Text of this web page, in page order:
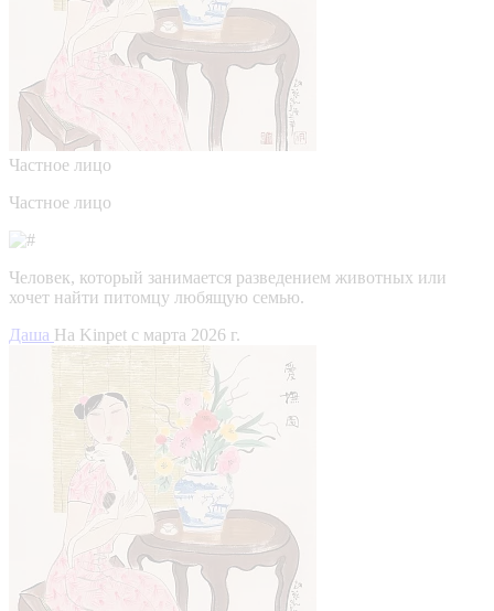
Частное лицо
Частное лицо
Человек, который занимается разведением животных или
хочет найти питомцу любящую семью.
Даша На Kinpet c марта 2026 г.